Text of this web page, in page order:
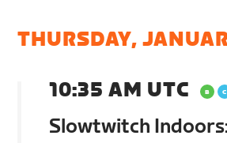
THURSDAY,
10:35 AM UTC
Slowtwitch